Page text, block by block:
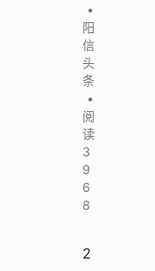
•
阳
信
头
条
•
阅
读
3
9
6
8
2